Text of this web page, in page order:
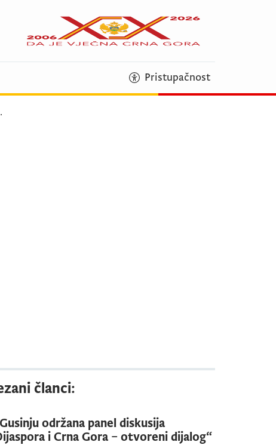
Pristupačnost
članci:
održana panel diskusija
i Crna Gora – otvoreni dijalog“